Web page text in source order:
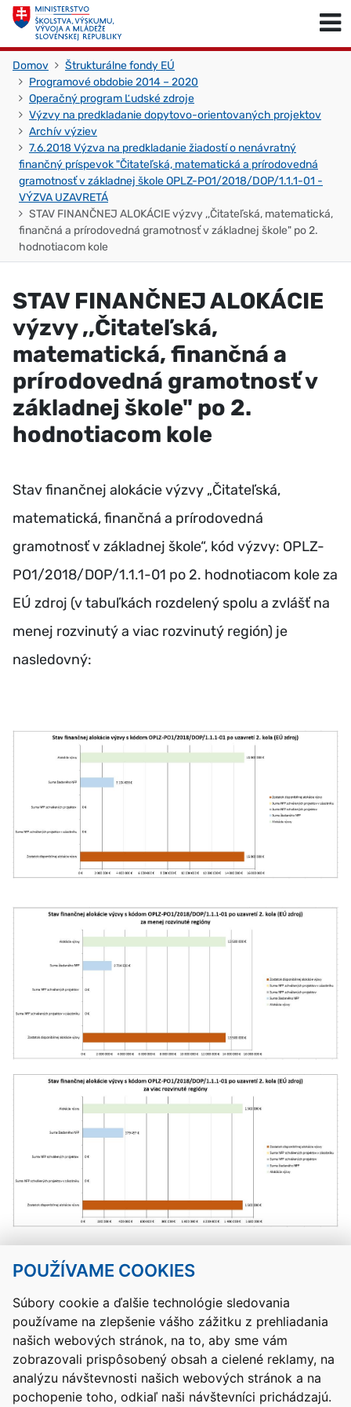
POUŽÍVAME COOKIES
Súbory cookie a ďalšie technológie sledovania
používame na zlepšenie vášho zážitku z prehliadania
našich webových stránok, na to, aby sme vám
zobrazovali prispôsobený obsah a cielené reklamy, na
analýzu návštevnosti našich webových stránok a na
pochopenie toho, odkiaľ naši návštevníci prichádzajú.
Skočiť na obsah
Domov
Štrukturálne fondy EÚ
Programové obdobie 2014 – 2020
Operačný program Ľudské zdroje
Výzvy na predkladanie dopytovo-orientovaných projektov
Archív výziev
7.6.2018 Výzva na predkladanie žiadostí o nenávratný
finančný príspevok "Čitateľská, matematická a prírodovedná
gramotnosť v základnej škole OPLZ-PO1/2018/DOP/1.1.1-01 -
VÝZVA UZAVRETÁ
STAV FINANČNEJ ALOKÁCIE výzvy ,,Čitateľská, matematická,
finančná a prírodovedná gramotnosť v základnej škole" po 2.
hodnotiacom kole
STAV FINANČNEJ ALOKÁCIE
výzvy ,,Čitateľská,
matematická, finančná a
prírodovedná gramotnosť v
základnej škole" po 2.
hodnotiacom kole
Stav finančnej alokácie výzvy „Čitateľská,
matematická, finančná a prírodovedná
gramotnosť v základnej škole“, kód výzvy: OPLZ-
PO1/2018/DOP/1.1.1-01 po 2. hodnotiacom kole za
EÚ zdroj (v tabuľkách rozdelený spolu a zvlášť na
menej rozvinutý a viac rozvinutý región) je
nasledovný:
Skočiť na začiatok stránky
Kontakty Mapa stránky RSS
Vyhlásenie o prístupnosti
Nastavenia cookies
Prevádzkovateľom služby je Ministerstvo školstva, výskumu,
vývoja a mládeže Slovenskej republiky.